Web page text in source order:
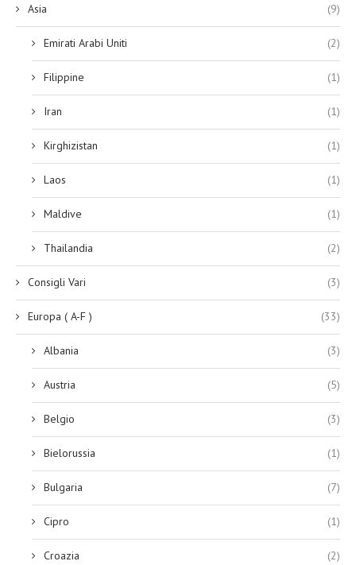
Asia (9)
Emirati Arabi Uniti (2)
Filippine (1)
Iran (1)
Kirghizistan (1)
Laos (1)
Maldive (1)
Thailandia (2)
Consigli Vari (3)
Europa ( A-F ) (33)
Albania (3)
Austria (5)
Belgio (3)
Bielorussia (1)
Bulgaria (7)
Cipro (1)
Croazia (2)